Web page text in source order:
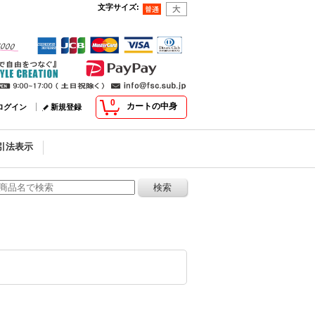
文字サイズ:
0 カートの中身
グイン 新規登録
法表示